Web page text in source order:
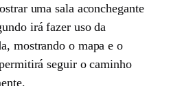
uma sala aconchegante
irá fazer uso da
mostrando o mapa e o
seguir o caminho